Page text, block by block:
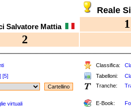
Reale
Salvatore Mattia 1
2
Classifica:
[5] Tabelloni:
Tranche:
virtuali E-Book: